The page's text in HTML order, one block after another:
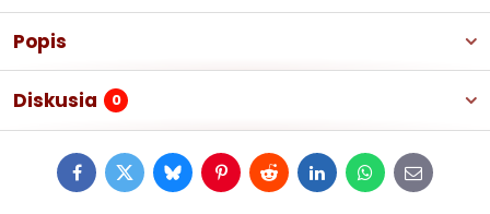
Popis
Diskusia 0
FacebookTwitterBlueskyPinterestRedditLinkedInWhatsApp
E-
mail